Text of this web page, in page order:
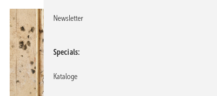
Newsletter
Specials
Kataloge